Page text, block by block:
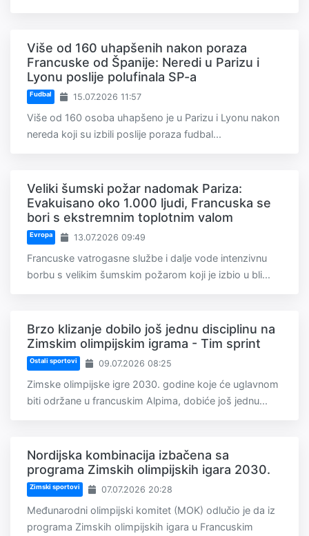
Više od 160 uhapšenih nakon poraza
Francuske od Španije: Neredi u Parizu i
Lyonu poslije polufinala SP-a
Fudbal 15.07.2026 11:57
Više od 160 osoba uhapšeno je u Parizu i Lyonu nakon
nereda koji su izbili poslije poraza fudbal...
Veliki šumski požar nadomak Pariza:
Evakuisano oko 1.000 ljudi, Francuska se
bori s ekstremnim toplotnim valom
Evropa 13.07.2026 09:49
Francuske vatrogasne službe i dalje vode intenzivnu
borbu s velikim šumskim požarom koji je izbio u bli...
Brzo klizanje dobilo još jednu disciplinu na
Zimskim olimpijskim igrama - Tim sprint
Ostali sportovi 09.07.2026 08:25
Zimske olimpijske igre 2030. godine koje će uglavnom
biti održane u francuskim Alpima, dobiće još jednu...
Nordijska kombinacija izbačena sa
programa Zimskih olimpijskih igara 2030.
Zimski sportovi 07.07.2026 20:28
Međunarodni olimpijski komitet (MOK) odlučio je da iz
programa Zimskih olimpijskih igara u Francuskim